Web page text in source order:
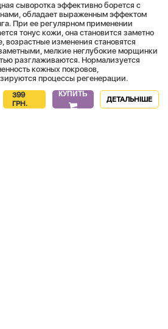
сыворотка эффективно борется с
обладает выраженным эффектом
При ее регулярном применении
тонус кожи, она становится заметно
возрастные изменения становятся
мелкие неглубокие морщинки
разглаживаются. Нормализуется
кожных покровов,
процессы регенерации.
399
ГРН.
КУПИТЬ
ДЕТАЛЬНІШЕ